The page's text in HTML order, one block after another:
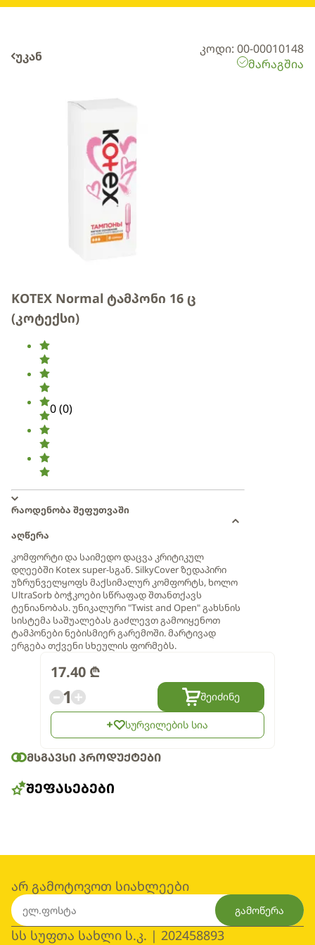
უკან
კოდი: 00-00010148
მარაგშია
KOTEX Normal ტამპონი 16 ც
(კოტექსი)
0(0)
რაოდენობა შეფუთვაში
აღწერა
კომფორტი და საიმედო დაცვა კრიტიკულ
დღეებში Kotex super-სგან. SilkyCover ზედაპირი
უზრუნველყოფს მაქსიმალურ კომფორტს, ხოლო
UltraSorb ბოჭკოები სწრაფად შთანთქავს
ტენიანობას. უნიკალური "Twist and Open" გახსნის
სისტემა საშუალებას გაძლევთ გამოიყენოთ
ტამპონები ნებისმიერ გარემოში. მარტივად
ერგება თქვენი სხეულის ფორმებს.
17.40 ₾
1 შეიძინე
სურვილების სია
ᲛᲡᲒᲐᲕᲡᲘ ᲞᲠᲝᲓᲣᲥᲢᲔᲑᲘ
ᲨᲔᲤᲐᲡᲔᲑᲔᲑᲘ
არ გამოტოვოთ სიახლეები
გამოწერა
სს სუფთა სახლი ს.კ. | 202458893